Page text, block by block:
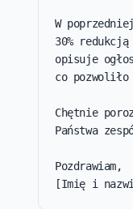
W
30%
opisuje
co
Chętnie
Państwa
Pozdrawiam,
[Imię i